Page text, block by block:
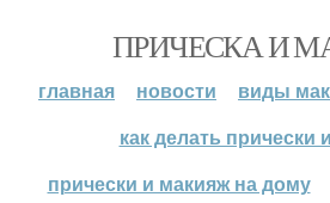
ПРИЧЕСКА И
главная новости
виды
как делать прически
прически и макияж на дому